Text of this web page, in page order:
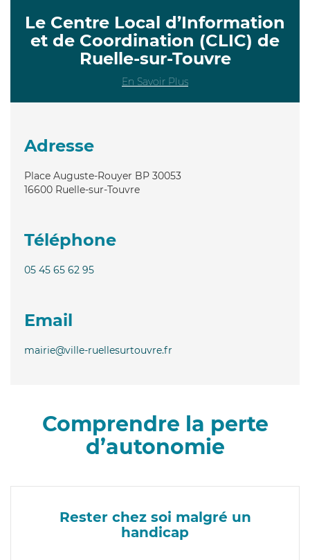
Le Centre Local d’Information
et de Coordination (CLIC) de
Ruelle-sur-Touvre
En Savoir Plus
Adresse
Place Auguste-Rouyer BP 30053
16600 Ruelle-sur-Touvre
Téléphone
05 45 65 62 95
Email
mairie@ville-ruellesurtouvre.fr
Comprendre la perte
d’autonomie
Rester chez soi malgré un
handicap